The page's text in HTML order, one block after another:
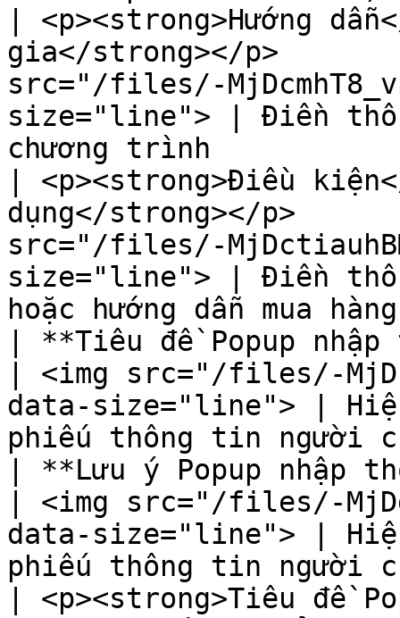
| <p><strong>Hướng
gia</strong></p>
src="/files/-
size="line"> | Điền
chương trình
| <p><strong>Điều
dụng</strong></p>
src="/files/-
size="line"> | Điền
hoặc hướng dẫn mua
| **Tiêu đề Popup
| <img src="/files/-
data-size="line"> |
phiếu thông tin
| **Lưu ý Popup nhập
| <img src="/files/-
data-size="line"> |
phiếu thông tin
| <p><strong>Tiêu đề